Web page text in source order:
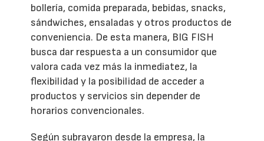
bollería, comida preparada, bebidas, snacks,
sándwiches, ensaladas y otros productos de
conveniencia. De esta manera, BIG FISH
busca dar respuesta a un consumidor que
valora cada vez más la inmediatez, la
flexibilidad y la posibilidad de acceder a
productos y servicios sin depender de
horarios convencionales.
Según subrayaron desde la empresa, la